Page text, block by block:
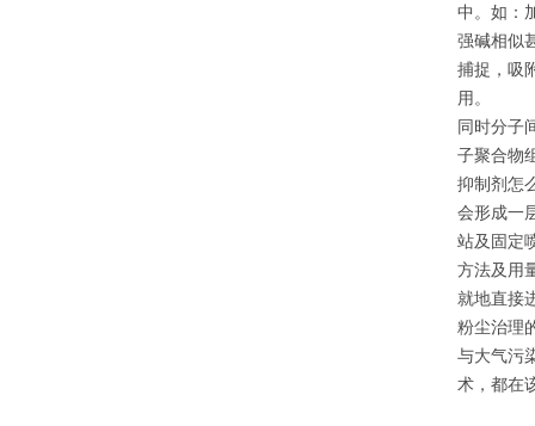
中。如：
强碱相似
捕捉，吸
用。
同时分子
子聚合物
抑制剂怎
会形成一
站及固定
方法及用
就地直接
粉尘治理
与大气污
术，都在